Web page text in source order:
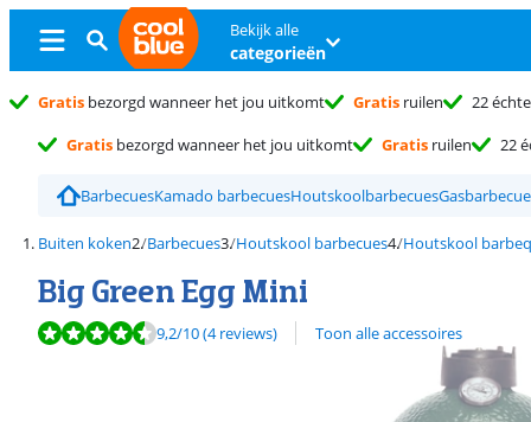
Bekijk alle
categorieën
Gratis bezorgd wanneer het jou uitkomt Gratis ruilen 22
Gratis bezorgd wanneer het jou uitkomt Gratis ruilen 22
BarbecuesKamado barbecuesHoutskoolbarbecues
Buiten koken Barbecues Houtskool barbecues Houtskool
Big Green Egg Mini
Beoordeling is 9,2 van de 10, gebaseerd op 4 reviews.
9,2/10(4 reviews) Toon alle accessoires